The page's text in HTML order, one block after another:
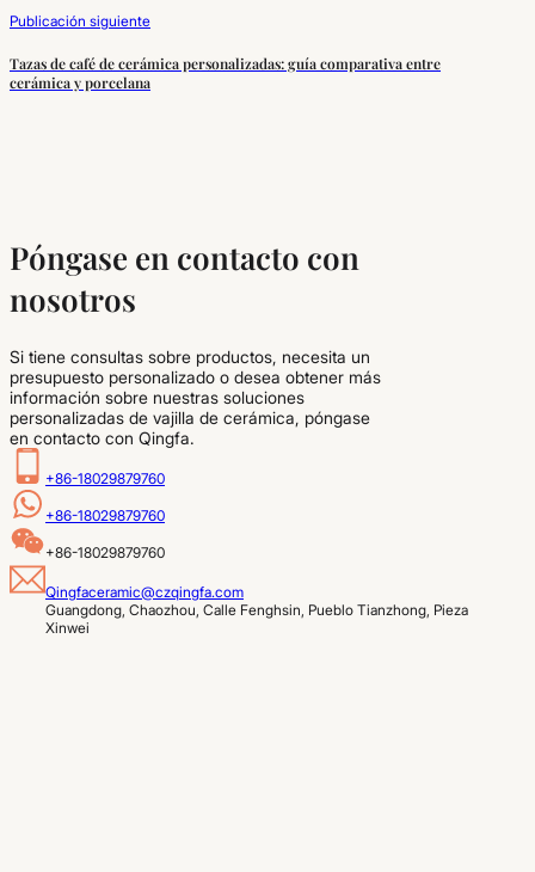
Publicación siguiente
Tazas de café de cerámica personalizadas: guía comparativa entre
cerámica y porcelana
Póngase en contacto con
nosotros
Si tiene consultas sobre productos, necesita un
presupuesto personalizado o desea obtener más
información sobre nuestras soluciones
personalizadas de vajilla de cerámica, póngase
en contacto con Qingfa.
+86-18029879760
+86-18029879760
+86-18029879760
Qingfaceramic@czqingfa.com
Guangdong, Chaozhou, Calle Fenghsin, Pueblo Tianzhong, Pieza
Xinwei